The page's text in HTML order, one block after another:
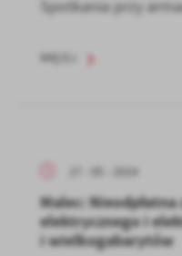
Spotkania przy
27 - 05 - 2024
Malec:
elektrycznego i
i wielkogabarytów